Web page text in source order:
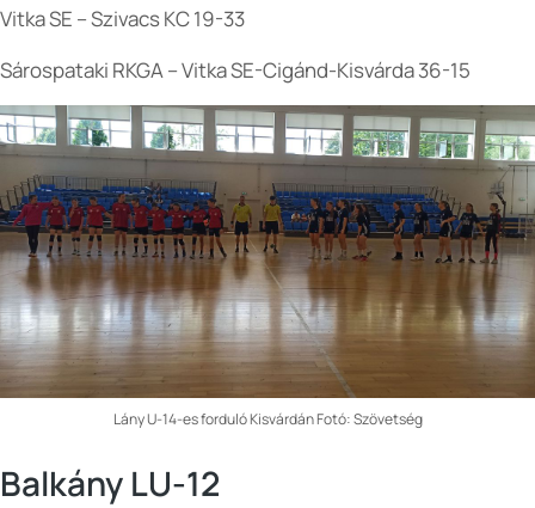
Vitka SE – Szivacs KC 19-33
Sárospataki RKGA – Vitka SE-Cigánd-Kisvárda 36-15
Lány U-14-es forduló Kisvárdán Fotó: Szövetség
Balkány LU-12